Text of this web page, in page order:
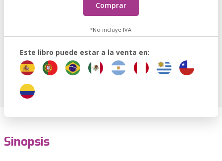
Comprar
*No incluye IVA.
Este libro puede estar a la venta en:
Sinopsis